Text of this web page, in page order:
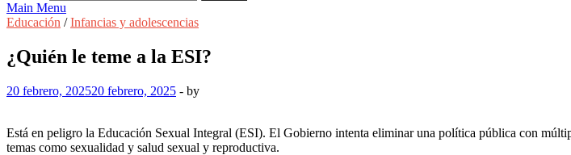
Main Menu
Educación /Infancias y adolescencias
¿Quién le teme a la ESI?
20 febrero, 202520 febrero, 2025 - by
Está en peligro la Educación Sexual Integral (ESI). El Gobierno intenta eliminar una política pública con
temas como sexualidad y salud sexual y reproductiva.